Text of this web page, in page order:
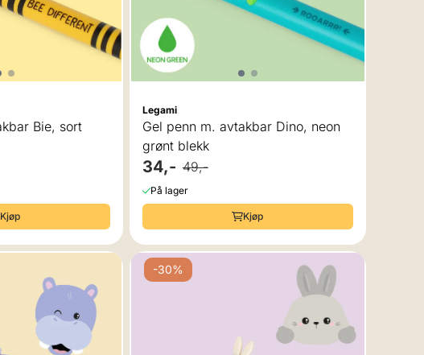
Bie, sort
Kjøp
Legami
Gel penn m. avtakbar Dino, neon
grønt blekk
34,- 49,-
På lager
Kjøp
-30%